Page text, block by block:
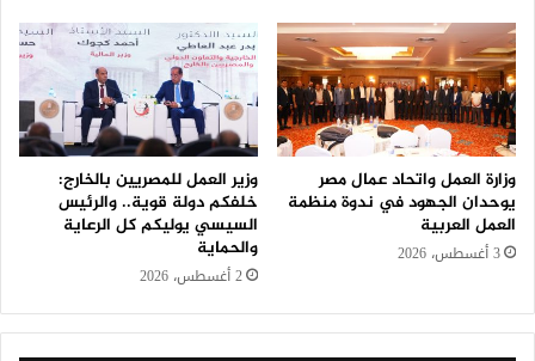
وزارة العمل واتحاد عمال مصر
يوحدان الجهود في ندوة منظمة
العمل العربية
3 أغسطس، 2026
وزير العمل للمصريين بالخارج:
خلفكم دولة قوية.. والرئيس
السيسي يوليكم كل الرعاية
والحماية
2 أغسطس، 2026